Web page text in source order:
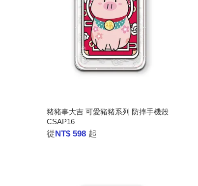
豬豬事大吉 可愛豬豬系列 防摔手機殼
CSAP16
從 NT$ 598 起